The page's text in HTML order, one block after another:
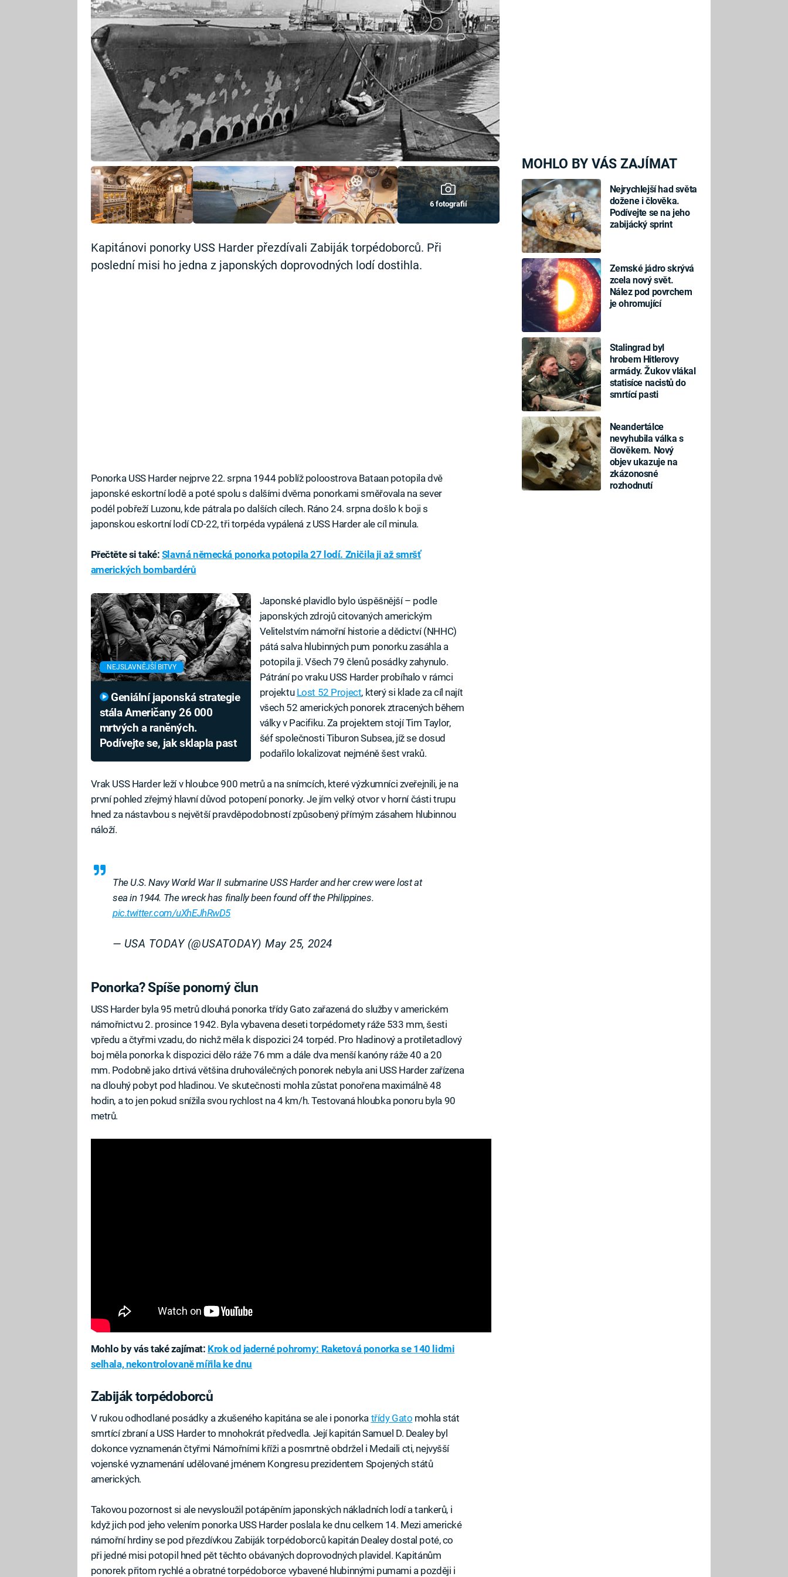
MOHLO BY VÁS ZAJÍMAT
Nejrychlejší had světa
dožene i člověka.
Podívejte se na jeho
zabijácký sprint
Zemské jádro skrývá
zcela nový svět.
Nález pod povrchem
je ohromující
Stalingrad byl
hrobem Hitlerovy
armády. Žukov vlákal
statisíce nacistů do
smrtící pasti
Neandertálce
nevyhubila válka s
člověkem. Nový
objev ukazuje na
zkázonosné
rozhodnutí
6 fotografií
Kapitánovi ponorky USS Harder přezdívali Zabiják torpédoborců. Při
poslední misi ho jedna z japonských doprovodných lodí dostihla.
Ponorka USS Harder nejprve 22. srpna 1944 poblíž poloostrova Bataan potopila dvě
japonské eskortní lodě a poté spolu s dalšími dvěma ponorkami směřovala na sever
podél pobřeží Luzonu, kde pátrala po dalších cílech. Ráno 24. srpna došlo k boji s
japonskou eskortní lodí CD-22, tři torpéda vypálená z USS Harder ale cíl minula.
Přečtěte si také: Slavná německá ponorka potopila 27 lodí. Zničila ji až smršť
amerických bombardérů
NEJSLAVNĚJŠÍ BITVY
Geniální japonská strategie
stála Američany 26 000
mrtvých a raněných.
Podívejte se, jak sklapla past
Japonské plavidlo bylo úspěšnější – podle
japonských zdrojů citovaných americkým
Velitelstvím námořní historie a dědictví (NHHC)
pátá salva hlubinných pum ponorku zasáhla a
potopila ji. Všech 79 členů posádky zahynulo.
Pátrání po vraku USS Harder probíhalo v rámci
projektu Lost 52 Project, který si klade za cíl najít
všech 52 amerických ponorek ztracených během
války v Pacifiku. Za projektem stojí Tim Taylor,
šéf společnosti Tiburon Subsea, jíž se dosud
podařilo lokalizovat nejméně šest vraků.
Vrak USS Harder leží v hloubce 900 metrů a na snímcích, které výzkumníci zveřejnili, je na
první pohled zřejmý hlavní důvod potopení ponorky. Je jím velký otvor v horní části trupu
hned za nástavbou s největší pravděpodobností způsobený přímým zásahem hlubinnou
náloží.
The U.S. Navy World War II submarine USS Harder and her crew were lost at
sea in 1944. The wreck has finally been found off the Philippines.
pic.twitter.com/uXhEJhRwD5
— USA TODAY (@USATODAY)May 25, 2024
Ponorka? Spíše ponorný člun
USS Harder byla 95 metrů dlouhá ponorka třídy Gato zařazená do služby v americkém
námořnictvu 2. prosince 1942. Byla vybavena deseti torpédomety ráže 533 mm, šesti
vpředu a čtyřmi vzadu, do nichž měla k dispozici 24 torpéd. Pro hladinový a protiletadlový
boj měla ponorka k dispozici dělo ráže 76 mm a dále dva menší kanóny ráže 40 a 20
mm. Podobně jako drtivá většina druhoválečných ponorek nebyla ani USS Harder zařízena
na dlouhý pobyt pod hladinou. Ve skutečnosti mohla zůstat ponořena maximálně 48
hodin, a to jen pokud snížila svou rychlost na 4 km/h. Testovaná hloubka ponoru byla 90
metrů.
Mohlo by vás také zajímat: Krok od jaderné pohromy: Raketová ponorka se 140 lidmi
selhala, nekontrolovaně mířila ke dnu
Zabiják torpédoborců
V rukou odhodlané posádky a zkušeného kapitána se ale i ponorka třídy Gato mohla stát
smrtící zbraní a USS Harder to mnohokrát předvedla. Její kapitán Samuel D. Dealey byl
dokonce vyznamenán čtyřmi Námořními kříži a posmrtně obdržel i Medaili cti, nejvyšší
vojenské vyznamenání udělované jménem Kongresu prezidentem Spojených států
amerických.
Takovou pozornost si ale nevysloužil potápěním japonských nákladních lodí a tankerů, i
když jich pod jeho velením ponorka USS Harder poslala ke dnu celkem 14. Mezi americké
námořní hrdiny se pod přezdívkou Zabiják torpédoborců kapitán Dealey dostal poté, co
při jedné misi potopil hned pět těchto obávaných doprovodných plavidel. Kapitánům
ponorek přitom rychlé a obratné torpédoborce vybavené hlubinnými pumami a později i